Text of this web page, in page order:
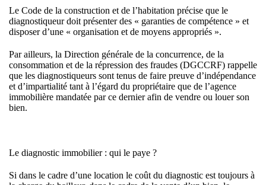
Le Code de la construction et de l’habitation précise que le
diagnostiqueur doit présenter des « garanties de compétence » et
disposer d’une « organisation et de moyens appropriés ».
Par ailleurs, la Direction générale de la concurrence, de la
consommation et de la répression des fraudes (DGCCRF) rappelle
que les diagnostiqueurs sont tenus de faire preuve d’indépendance
et d’impartialité tant à l’égard du propriétaire que de l’agence
immobilière mandatée par ce dernier afin de vendre ou louer son
bien.
Le diagnostic immobilier : qui le paye ?
Si dans le cadre d’une location le coût du diagnostic est toujours à